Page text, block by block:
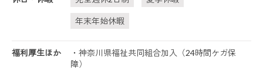
年末年始休暇
福利厚生ほか
・神奈川県福祉共同組合加入（24時間ケガ保
障）